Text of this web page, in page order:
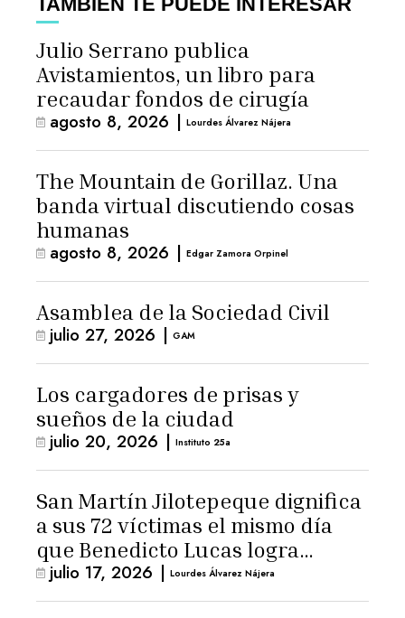
Julio Serrano publica
Avistamientos, un libro para
recaudar fondos de cirugía
agosto 8, 2026 | Lourdes Álvarez Nájera
The Mountain de Gorillaz. Una
banda virtual discutiendo cosas
humanas
agosto 8, 2026 | Edgar Zamora Orpinel
Asamblea de la Sociedad Civil
julio 27, 2026 | GAM
Los cargadores de prisas y
sueños de la ciudad
julio 20, 2026 | Instituto 25a
San Martín Jilotepeque dignifica
a sus 72 víctimas el mismo día
que Benedicto Lucas logra
arresto domiciliario
julio 17, 2026 | Lourdes Álvarez Nájera